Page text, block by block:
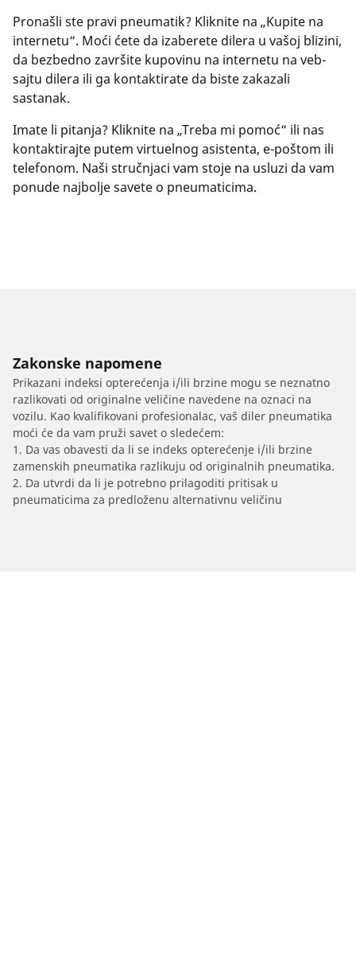
Pronašli ste pravi pneumatik? Kliknite na „Kupite na
internetu“. Moći ćete da izaberete dilera u vašoj blizini,
da bezbedno završite kupovinu na internetu na veb-
sajtu dilera ili ga kontaktirate da biste zakazali
sastanak.
Imate li pitanja? Kliknite na „Treba mi pomoć“ ili nas
kontaktirajte putem virtuelnog asistenta, e-poštom ili
telefonom. Naši stručnjaci vam stoje na usluzi da vam
ponude najbolje savete o pneumaticima.
Zakonske napomene
Prikazani indeksi opterećenja i/ili brzine mogu se neznatno
razlikovati od originalne veličine navedene na oznaci na
vozilu. Kao kvalifikovani profesionalac, vaš diler pneumatika
moći će da vam pruži savet o sledećem:
1. Da vas obavesti da li se indeks opterećenje i/ili brzine
zamenskih pneumatika razlikuju od originalnih pneumatika.
2. Da utvrdi da li je potrebno prilagoditi pritisak u
pneumaticima za predloženu alternativnu veličinu